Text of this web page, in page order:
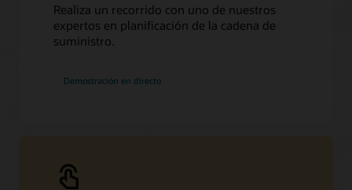
Realiza un recorrido con uno de nuestros
expertos en planificación de la cadena de
suministro.
Demostración en directo